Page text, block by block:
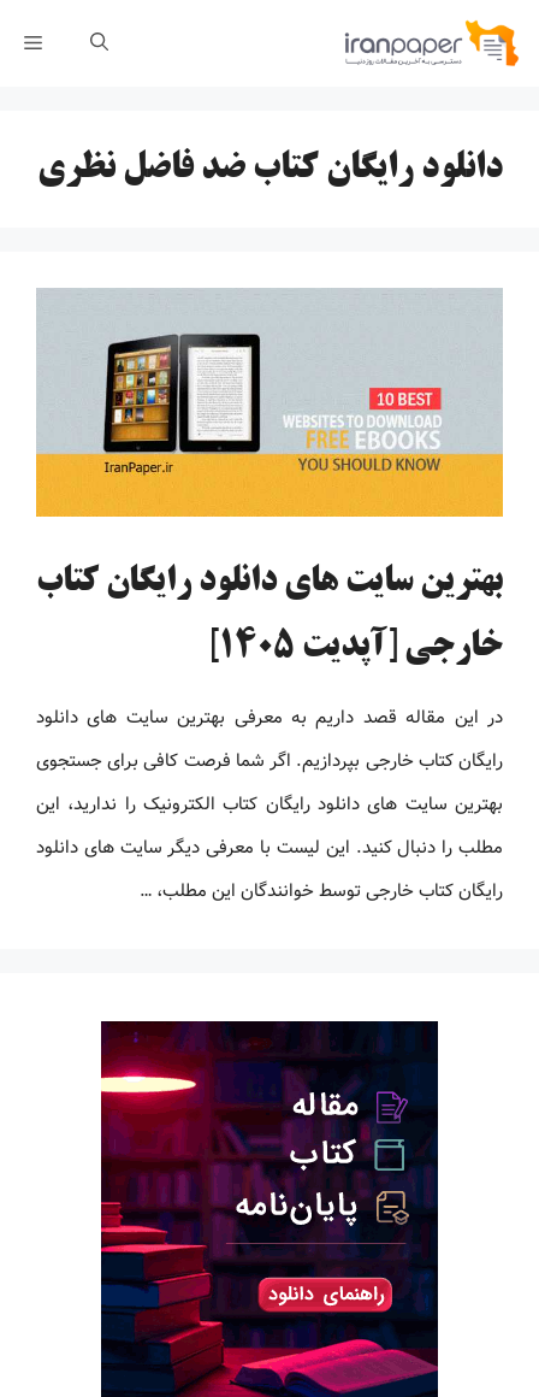
پرش
دانلود رایگان کتاب ضد فاضل نظری
بهترین سایت های دانلود رایگان کتاب
خارجی [آپدیت 1405]
در این مقاله قصد داریم به معرفی بهترین سایت های دانلود
رایگان کتاب خارجی بپردازیم. اگر شما فرصت کافی برای جستجوی
بهترین سایت های دانلود رایگان کتاب الکترونیک را ندارید، این
مطلب را دنبال کنید. این لیست با معرفی دیگر سایت های دانلود
رایگان کتاب خارجی توسط خوانندگان این مطلب، …